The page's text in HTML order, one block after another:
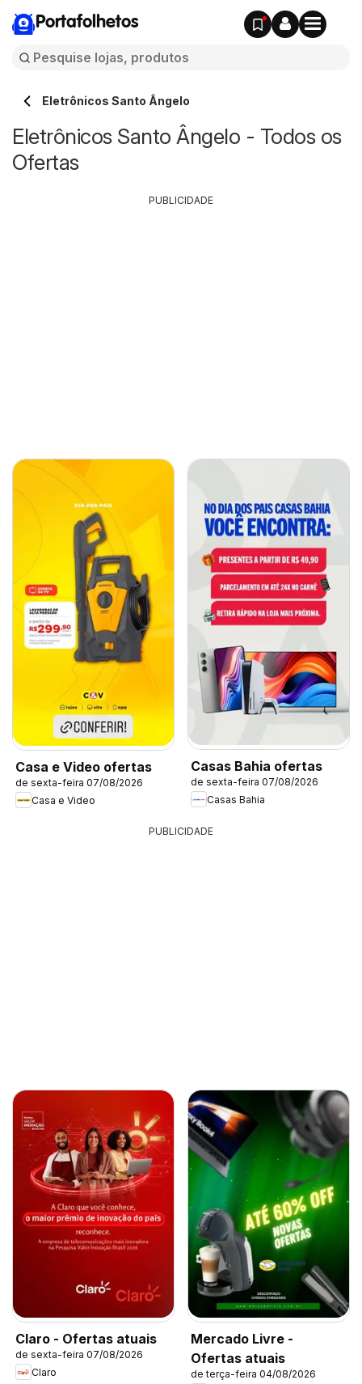
Portafolhetos
Eletrônicos Santo Ângelo
Eletrônicos Santo Ângelo - Todos os
Ofertas
Casa e Video ofertas
de sexta-feira 07/08/2026
Casa e Video
Casas Bahia ofertas
de sexta-feira 07/08/2026
Casas Bahia
PUBLICIDADE
PUBLICIDADE
Claro - Ofertas atuais
de sexta-feira 07/08/2026
Claro
Mercado Livre -
Ofertas atuais
de terça-feira 04/08/2026